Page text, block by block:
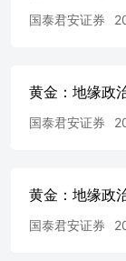
报告，则
构成本公
司、本公
使用本报
国泰君安证券
黄金：地缘政
国泰君安证券
黄金：地缘政
国泰君安证券